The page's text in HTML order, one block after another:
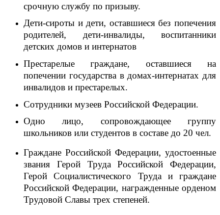
срочную службу по призыву.
Дети-сироты и дети, оставшиеся без попечения
родителей, дети-инвалиды, воспитанники
детских домов и интернатов
Престарелые граждане, оставшиеся на
попечении государства в домах-интернатах для
инвалидов и престарелых.
Сотрудники музеев Российской Федерации.
Одно лицо, сопровождающее группу
школьников или студентов в составе до 20 чел.
Граждане Российской Федерации, удостоенные
звания Герой Труда Российской Федерации,
Герой Социалистического Труда и граждане
Российской Федерации, награжденные орденом
Трудовой Славы трех степеней.